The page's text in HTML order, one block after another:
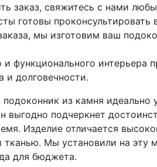
заказ, свяжитесь с нами
готовы
мы изготовим ваш
и функционального
и долговечности.
подоконник из камня
выгодно подчеркнет
Изделие отличается
тканью. Мы установили на
для бюджета.